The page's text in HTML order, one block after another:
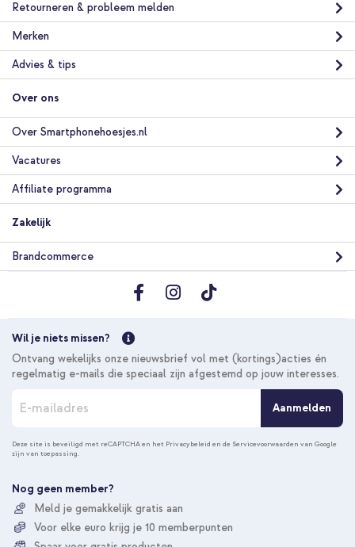
Retourneren & probleem melden
Merken
Advies & tips
Over ons
Over Smartphonehoesjes.nl
Vacatures
Affiliate programma
Zakelijk
Brandcommerce
Wil je niets missen?
Ontvang wekelijks onze nieuwsbrief vol met (kortings)acties én
regelmatig e-mails die speciaal zijn afgestemd op jouw interesses.
n
n
e
u
o
Aanmelden
Deze site is beveiligd met reCAPTCHA en het Privacybeleid en de Servicevoorwaarden van Google
zijn van toepassing.
Nog geen member?
Meld je gemakkelijk gratis aan
Voor elke euro krijg je 10 memberpunten